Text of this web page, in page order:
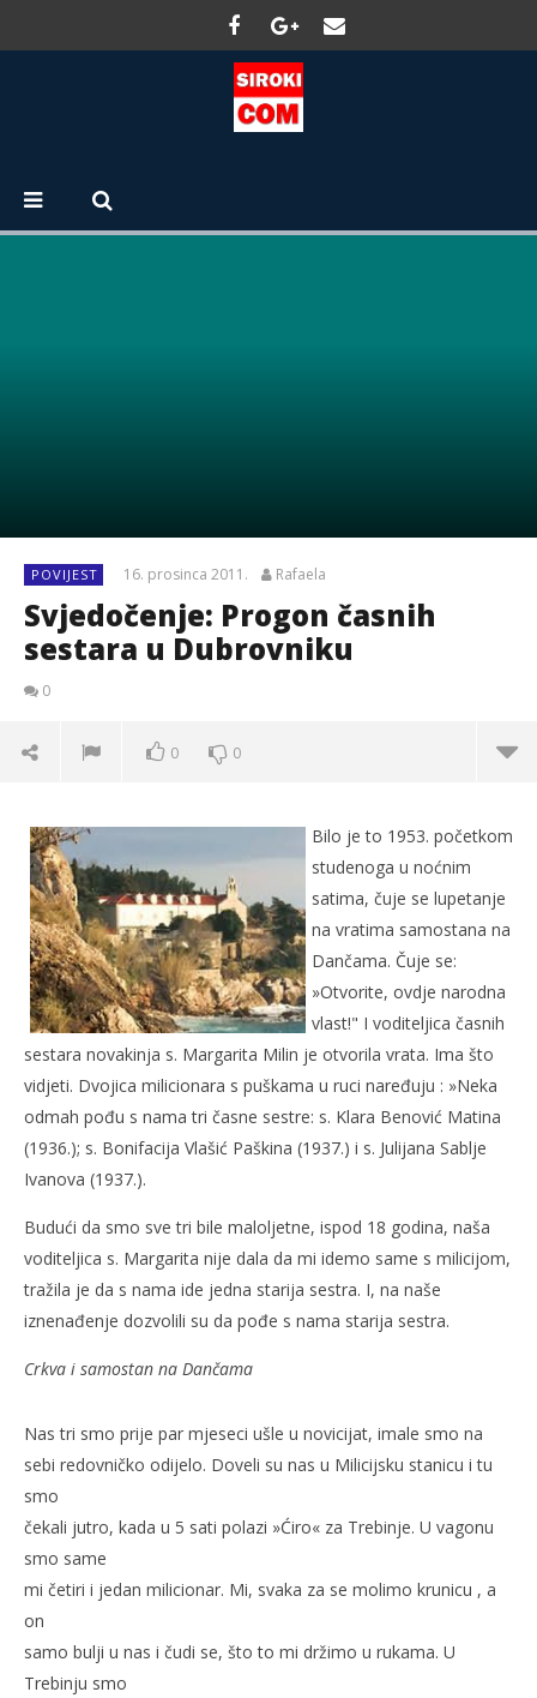
POVIJEST 16. prosinca 2011. Rafaela
Svjedočenje: Progon časnih
sestara u Dubrovniku
0
0 0
NOW VIEWING
Svjedočenje: Progon časnih sestara u Dubrovniku
16.
2011.
Rafaela
Bilo je to 1953. početkom
studenoga u noćnim
satima, čuje se lupetanje
na vratima samostana na
Dančama. Čuje se:
»Otvorite, ovdje narodna
vlast!" I voditeljica časnih
sestara novakinja s. Margarita Milin je otvorila vrata. Ima što
vidjeti. Dvojica milicionara s puškama u ruci naređuju : »Neka
odmah pođu s nama tri časne sestre: s. Klara Benović Matina
(1936.); s. Bonifacija Vlašić Paškina (1937.) i s. Julijana Sablje
Ivanova (1937.).
Budući da smo sve tri bile maloljetne, ispod 18 godina, naša
voditeljica s. Margarita nije dala da mi idemo same s milicijom,
tražila je da s nama ide jedna starija sestra. I, na naše
iznenađenje dozvolili su da pođe s nama starija sestra.
Crkva i samostan na Dančama
Nas tri smo prije par mjeseci ušle u novicijat, imale smo na
sebi redovničko odijelo. Doveli su nas u Milicijsku stanicu i tu
smo
čekali jutro, kada u 5 sati polazi »Ćiro« za Trebinje. U vagonu
smo same
mi četiri i jedan milicionar. Mi, svaka za se molimo krunicu , a
on
samo bulji u nas i čudi se, što to mi držimo u rukama. U
Trebinju smo